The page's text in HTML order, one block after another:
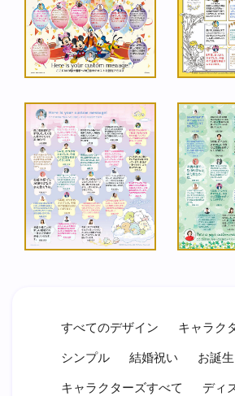
すべてのデザイン キャラク
シンプル
結婚祝い お誕
キャラクターズすべて
ディ